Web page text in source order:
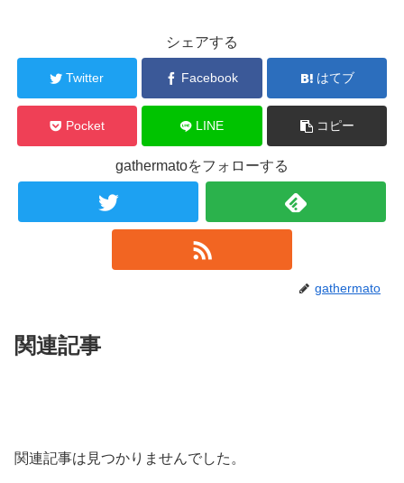
シェアする
Twitter Facebook はてブ
Pocket LINE コピー
gathermatoをフォローする
gathermato
関連記事
関連記事は見つかりませんでした。